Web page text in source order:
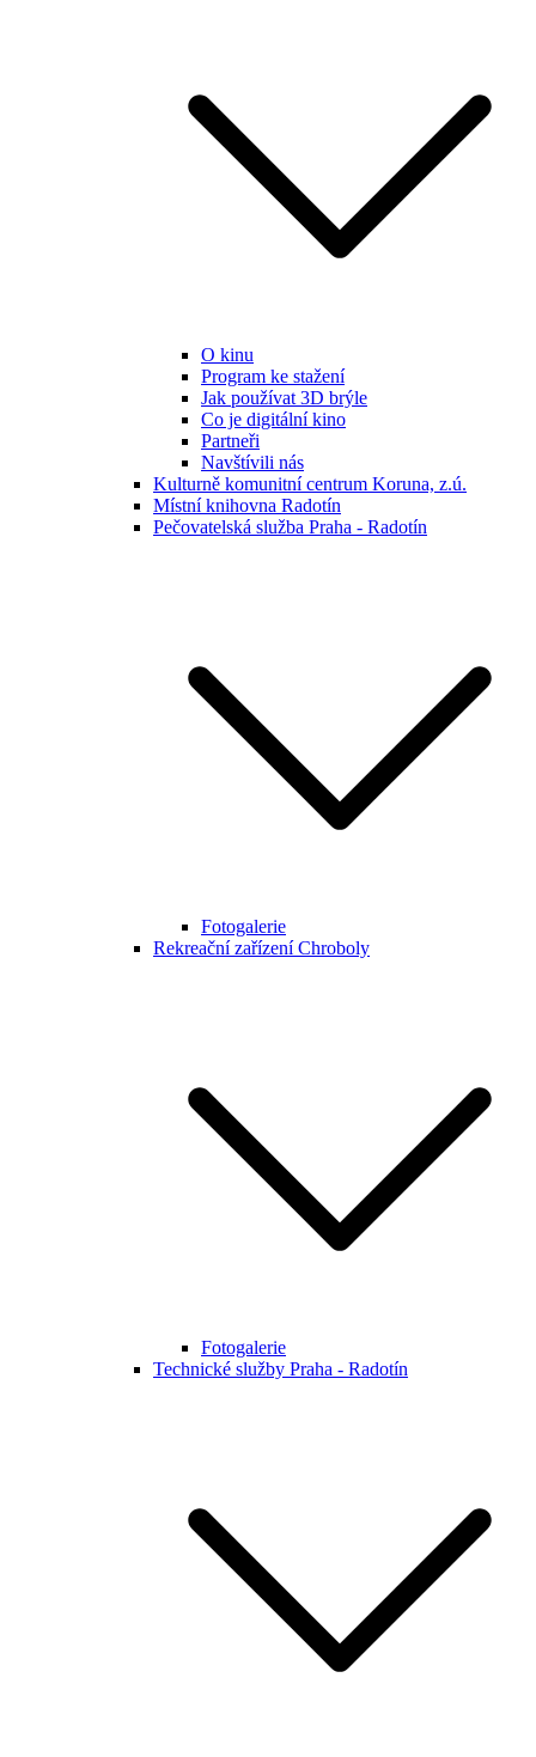
O kinu
Program ke stažení
Jak používat 3D brýle
Co je digitální kino
Partneři
Navštívili nás
Kulturně komunitní centrum Koruna, z.ú.
Místní knihovna Radotín
Pečovatelská služba Praha - Radotín
Fotogalerie
Rekreační zařízení Chroboly
Fotogalerie
Technické služby Praha - Radotín